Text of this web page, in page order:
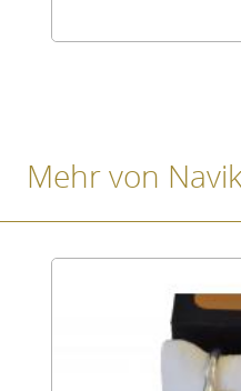
Mehr von